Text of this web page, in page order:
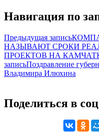
Навигация по
Предыдущая запись
НАЗЫВАЮТ СРОКИ
ПРОЕКТОВ НА
записьПоздравление
Владимира Илюхина
Поделиться в